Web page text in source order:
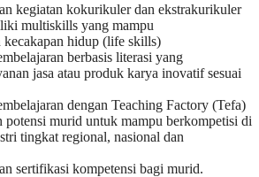
kegiatan kokurikuler dan ekstrakurikuler
multiskills yang mampu
kecakapan hidup (life skills)
berbasis literasi yang
jasa atau produk karya inovatif sesuai
dengan Teaching Factory (Tefa)
potensi murid untuk mampu berkompetisi di
tingkat regional, nasional dan
sertifikasi kompetensi bagi murid.